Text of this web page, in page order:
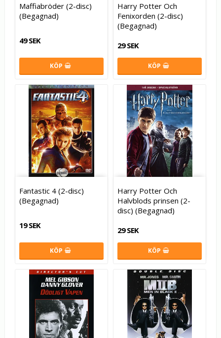
Maffiabröder (2-disc)
(Begagnad)
49 SEK
KÖP
Harry Potter Och
Fenixorden (2-disc)
(Begagnad)
29 SEK
KÖP
Fantastic 4 (2-disc)
(Begagnad)
19 SEK
KÖP
Harry Potter Och
Halvblods prinsen (2-
disc) (Begagnad)
29 SEK
KÖP